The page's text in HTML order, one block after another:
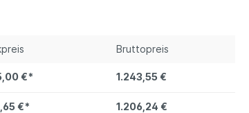
Bruttopreis
€* 1.243,55 €
€* 1.206,24 €